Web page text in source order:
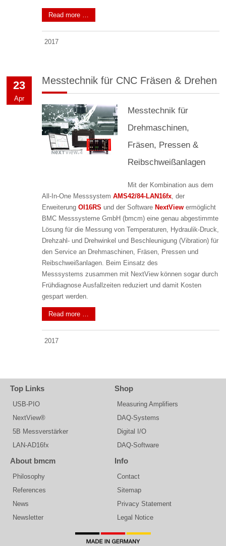
Read more …
2017
23
Apr
Messtechnik für CNC Fräsen & Drehen
Messtechnik für
Drehmaschinen,
Fräsen, Pressen &
Reibschweißanlagen
Mit der Kombination aus dem
All-In-One MesssystemAMS42/84-LAN16fx , der
ErweiterungOI16RS und der Software NextView ermöglicht
BMC Messsysteme GmbH (bmcm) eine genau abgestimmte
Lösung für die Messung von Temperaturen, Hydraulik-Druck,
Drehzahl- und Drehwinkel und Beschleunigung (Vibration) für
den Service an Drehmaschinen, Fräsen, Pressen und
Reibschweißanlagen. Beim Einsatz des
Messsystems zusammen mit NextView können sogar durch
Frühdiagnose Ausfallzeiten reduziert und damit Kosten
gespart werden.
Read more …
2017
Top Links
USB-PIO
NextView®
5B Messverstärker
LAN-AD16fx
Shop
Measuring Amplifiers
DAQ-Systems
Digital I/O
DAQ-Software
About bmcm
Philosophy
References
News
Newsletter
Info
Contact
Sitemap
Privacy Statement
Legal Notice